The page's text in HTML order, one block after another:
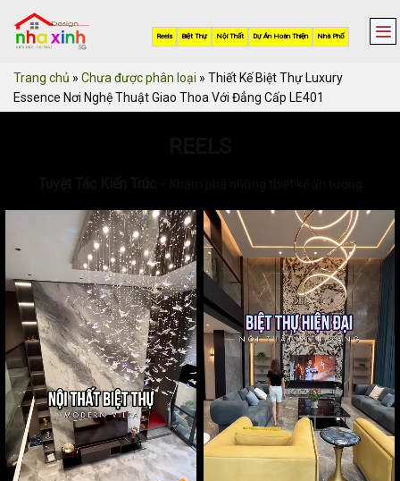
content
Trang chủ » Chưa được phân loại » Thiết Kế Biệt Thự Luxury
Essence Nơi Nghệ Thuật Giao Thoa Với Đẳng Cấp LE401
Nhà Phố
Dự Án Hoàn Thiện
Nội Thất
Biệt Thự
Reels